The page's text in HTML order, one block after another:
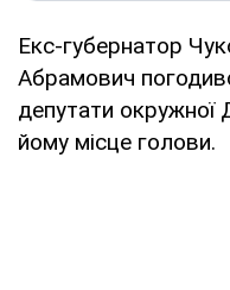
Екс-губернатор
Абрамович
депутати окружної
йому місце голови.